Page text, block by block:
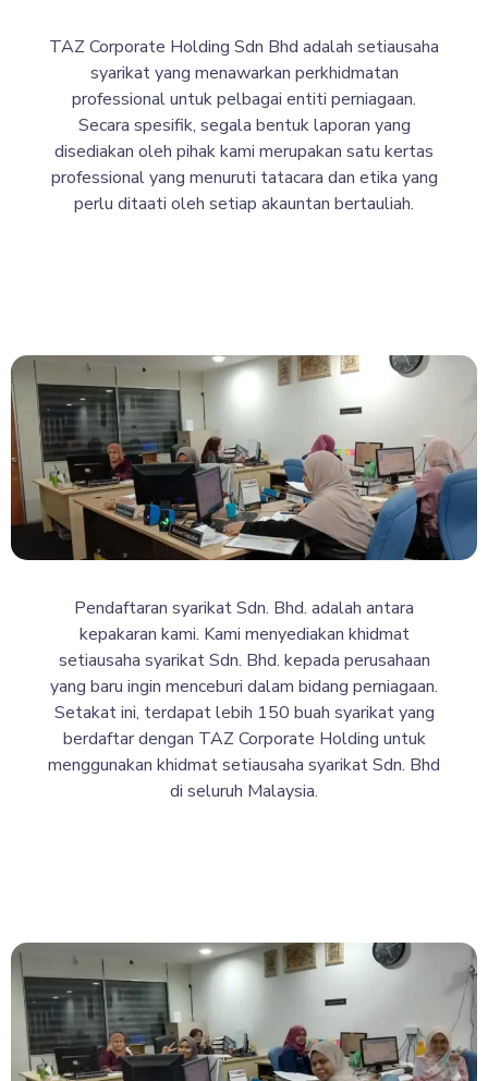
TAZ Corporate Holding Sdn Bhd adalah setiausaha
syarikat yang menawarkan perkhidmatan
professional untuk pelbagai entiti perniagaan.
Secara spesifik, segala bentuk laporan yang
disediakan oleh pihak kami merupakan satu kertas
professional yang menuruti tatacara dan etika yang
perlu ditaati oleh setiap akauntan bertauliah.
Pendaftaran syarikat Sdn. Bhd. adalah antara
kepakaran kami. Kami menyediakan khidmat
setiausaha syarikat Sdn. Bhd. kepada perusahaan
yang baru ingin menceburi dalam bidang perniagaan.
Setakat ini, terdapat lebih 150 buah syarikat yang
berdaftar dengan TAZ Corporate Holding untuk
menggunakan khidmat setiausaha syarikat Sdn. Bhd
di seluruh Malaysia.